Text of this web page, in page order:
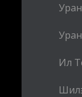
Уран
Уран
Ил